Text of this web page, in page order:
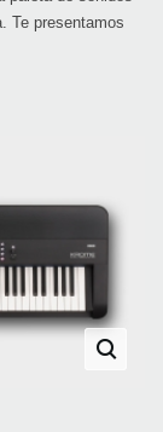
Te presentamos